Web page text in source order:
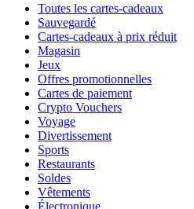
Toutes les cartes-cadeaux
Sauvegardé
Cartes-cadeaux à prix réduit
Magasin
Jeux
Offres promotionnelles
Cartes de paiement
Crypto Vouchers
Voyage
Divertissement
Sports
Restaurants
Soldes
Vêtements
Électronique